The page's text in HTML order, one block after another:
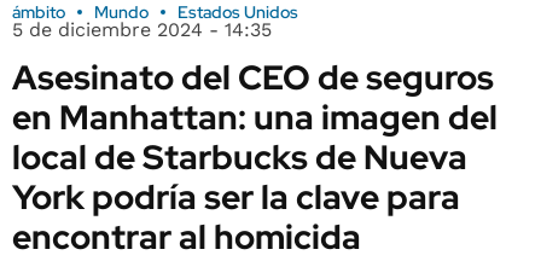
ámbito Mundo Estados Unidos
5 de diciembre 2024 - 14:35
Asesinato del CEO de seguros
en Manhattan: una imagen del
local de Starbucks de Nueva
York podría ser la clave para
encontrar al homicida